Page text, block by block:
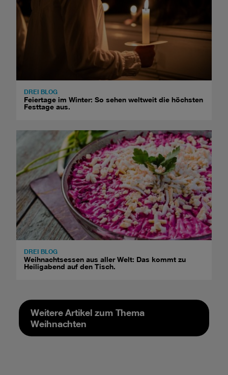
DREI BLOG
Feiertage im Winter: So sehen weltweit die höchsten
Festtage aus.
DREI BLOG
Weihnachtsessen aus aller Welt: Das kommt zu
Heiligabend auf den Tisch.
Weitere Artikel zum Thema
Weihnachten